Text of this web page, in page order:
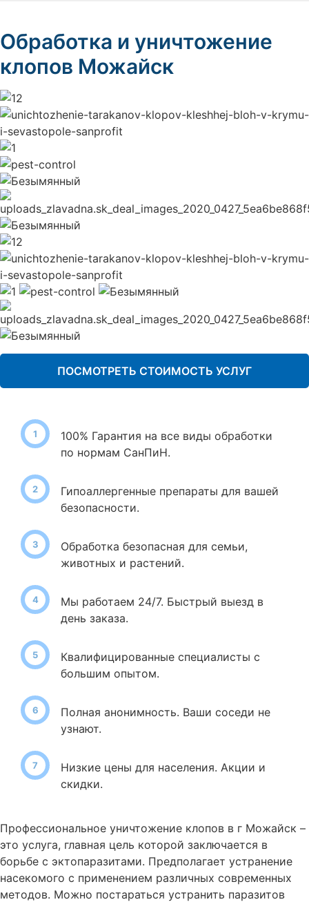
Обработка и уничтожение
клопов Можайск
ПОСМОТРЕТЬ СТОИМОСТЬ УСЛУГ
100% Гарантия на все виды обработки
по нормам СанПиН.
Гипоаллергенные препараты для вашей
безопасности.
Обработка безопасная для семьи,
животных и растений.
Мы работаем 24/7. Быстрый выезд в
день заказа.
Квалифицированные специалисты с
большим опытом.
Полная анонимность. Ваши соседи не
узнают.
Низкие цены для населения. Акции и
скидки.
Профессиональное уничтожение клопов в г Можайск –
это услуга, главная цель которой заключается в
борьбе с эктопаразитами. Предполагает устранение
насекомого с применением различных современных
методов. Можно постараться устранить паразитов